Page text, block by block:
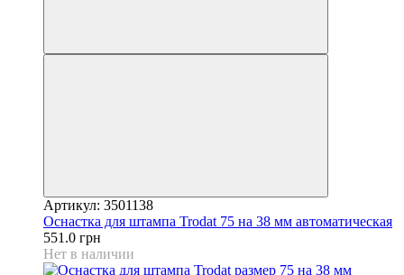
Артикул: 3501138
Оснастка для штампа Trodat 75 на 38 мм автоматическая
551.0 грн
Нет в наличии